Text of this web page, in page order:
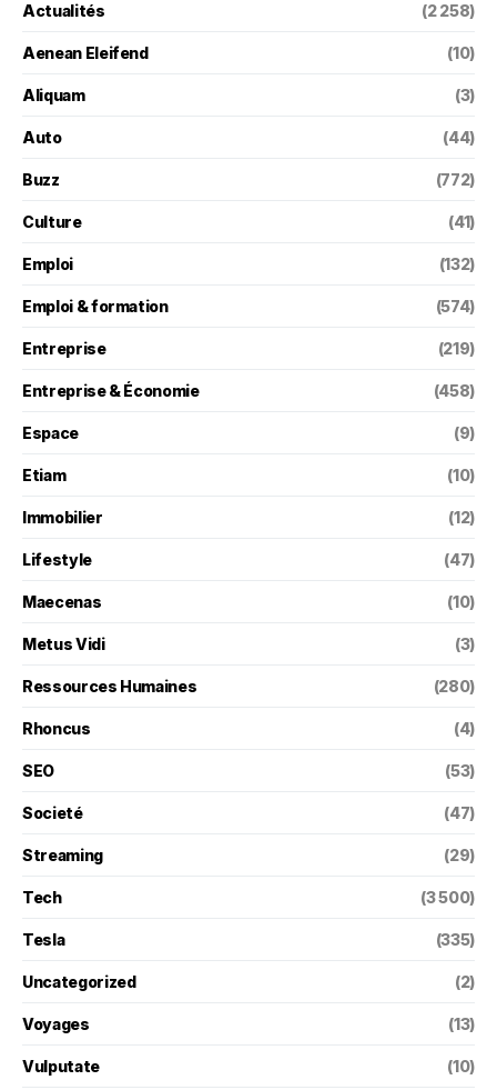
Actualités (2 258)
Aenean Eleifend (10)
Aliquam (3)
Auto (44)
Buzz (772)
Culture (41)
Emploi (132)
Emploi & formation (574)
Entreprise (219)
Entreprise & Économie (458)
Espace (9)
Etiam (10)
Immobilier (12)
Lifestyle (47)
Maecenas (10)
Metus Vidi (3)
Ressources Humaines (280)
Rhoncus (4)
SEO (53)
Societé (47)
Streaming (29)
Tech (3 500)
Tesla (335)
Uncategorized (2)
Voyages (13)
Vulputate (10)